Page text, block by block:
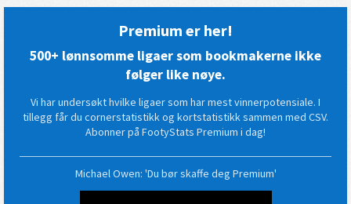
Premium er her!
500+ lønnsomme ligaer som bookmakerne ikke
følger like nøye.
Vi har undersøkt hvilke ligaer som har mest vinnerpotensiale. I
tillegg får du cornerstatistikk og kortstatistikk sammen med CSV.
Abonner på FootyStats Premium i dag!
Michael Owen: 'Du bør skaffe deg Premium'